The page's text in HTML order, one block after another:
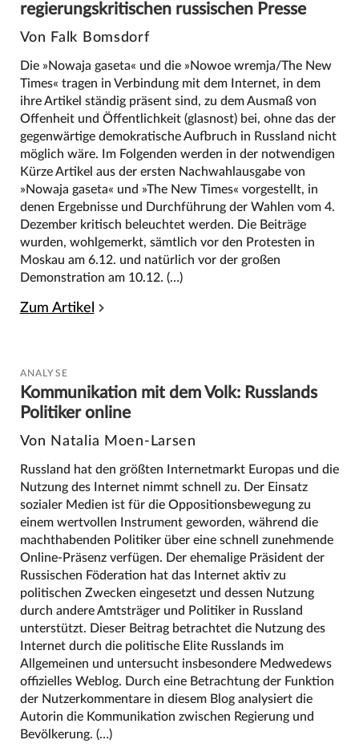
regierungskritischen russischen Presse
Von Falk Bomsdorf
Die »Nowaja gaseta« und die »Nowoe wremja/The New
Times« tragen in Verbindung mit dem Internet, in dem
ihre Artikel ständig präsent sind, zu dem Ausmaß von
Offenheit und Öffentlichkeit (glasnost) bei, ohne das der
gegenwärtige demokratische Aufbruch in Russland nicht
möglich wäre. Im Folgenden werden in der notwendigen
Kürze Artikel aus der ersten Nachwahlausgabe von
»Nowaja gaseta« und »The New Times« vorgestellt, in
denen Ergebnisse und Durchführung der Wahlen vom 4.
Dezember kritisch beleuchtet werden. Die Beiträge
wurden, wohlgemerkt, sämtlich vor den Protesten in
Moskau am 6.12. und natürlich vor der großen
Demonstration am 10.12. (…)
Zum Artikel
ANALYSE
Kommunikation mit dem Volk: Russlands
Politiker online
Von Natalia Moen-Larsen
Russland hat den größten Internetmarkt Europas und die
Nutzung des Internet nimmt schnell zu. Der Einsatz
sozialer Medien ist für die Oppositionsbewegung zu
einem wertvollen Instrument geworden, während die
machthabenden Politiker über eine schnell zunehmende
Online-Präsenz verfügen. Der ehemalige Präsident der
Russischen Föderation hat das Internet aktiv zu
politischen Zwecken eingesetzt und dessen Nutzung
durch andere Amtsträger und Politiker in Russland
unterstützt. Dieser Beitrag betrachtet die Nutzung des
Internet durch die politische Elite Russlands im
Allgemeinen und untersucht insbesondere Medwedews
offizielles Weblog. Durch eine Betrachtung der Funktion
der Nutzerkommentare in diesem Blog analysiert die
Autorin die Kommunikation zwischen Regierung und
Bevölkerung. (…)